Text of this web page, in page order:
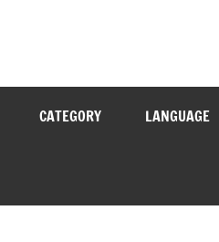
CATEGORY LANGUAGE